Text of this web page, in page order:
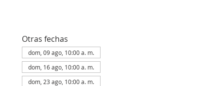
Otras fechas
dom, 09 ago, 10:00 a. m.
dom, 16 ago, 10:00 a. m.
dom, 23 ago, 10:00 a. m.